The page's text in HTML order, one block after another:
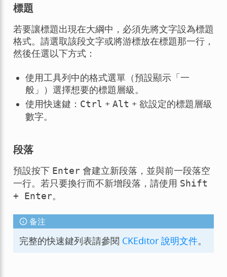
標題
若要讓標題出現在大綱中，必須先將文字設為標題
格式。請選取該段文字或將游標放在標題那一行，
然後任選以下方式：
使用工具列中的格式選單（預設顯示「一
般」）選擇想要的標題層級。
使用快速鍵： Ctrl + Alt + 欲設定的標題層級
數字。
段落
預設按下 Enter會建立新段落，並與前一段落空
一行。若只要換行而不新增段落，請使用 Shift
+
Enter。
备注
完整的快速鍵列表請參閱 CKEditor 說明文件。